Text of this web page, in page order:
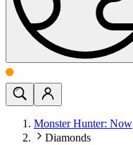
Monster Hunter: Now
Diamonds